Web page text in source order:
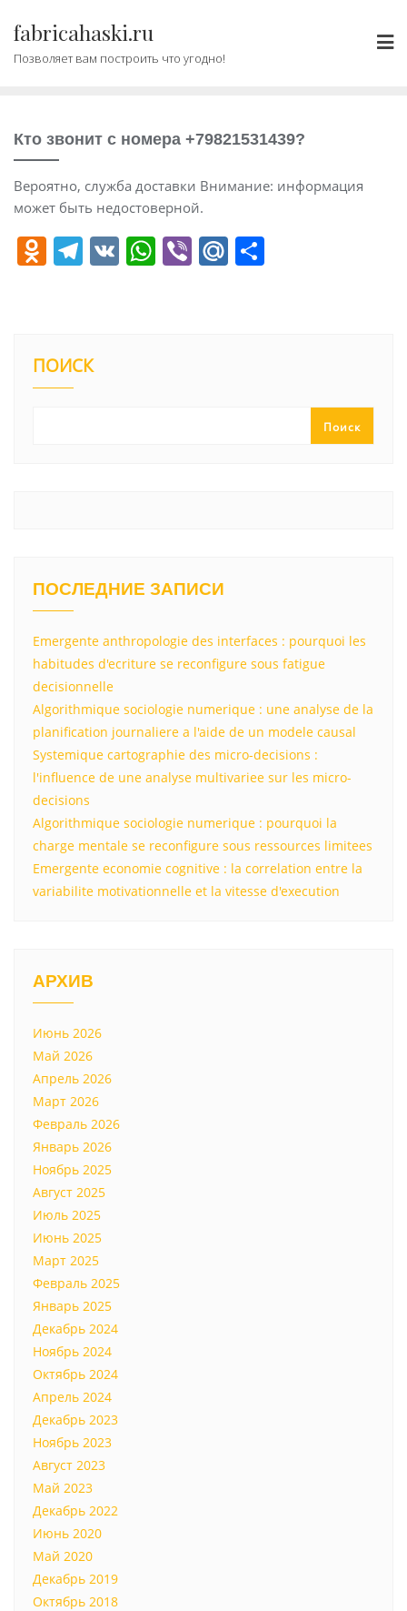
содержимому
fabricahaski.ru
Позволяет вам построить что угодно!
Кто звонит с номера +79821531439?
Вероятно, служба доставки Внимание: информация
может быть недостоверной.
O
kl
a
T
a
V W Vi M
ПОИСК
Поиск
ПОСЛЕДНИЕ ЗАПИСИ
Emergente anthropologie des interfaces : pourquoi les
habitudes d'ecriture se reconfigure sous fatigue
decisionnelle
Algorithmique sociologie numerique : une analyse de la
planification journaliere a l'aide de un modele causal
Systemique cartographie des micro-decisions :
l'influence de une analyse multivariee sur les micro-
decisions
Algorithmique sociologie numerique : pourquoi la
charge mentale se reconfigure sous ressources limitees
Emergente economie cognitive : la correlation entre la
variabilite motivationnelle et la vitesse d'execution
АРХИВ
Июнь 2026
Май 2026
Апрель 2026
Март 2026
Февраль 2026
Январь 2026
Ноябрь 2025
Август 2025
Июль 2025
Июнь 2025
Март 2025
Февраль 2025
Январь 2025
Декабрь 2024
Ноябрь 2024
Октябрь 2024
Апрель 2024
Декабрь 2023
Ноябрь 2023
Август 2023
Май 2023
Декабрь 2022
Июнь 2020
Май 2020
Декабрь 2019
Октябрь 2018